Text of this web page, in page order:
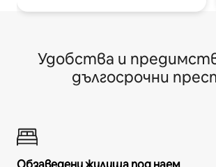
Удобства и
дългосрочни